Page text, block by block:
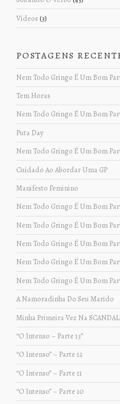
Vídeos (3)
POSTAGENS
Nem Todo Gringo É Um Bom
Tem Horas
Nem Todo Gringo É Um Bom
Puta Day
Nem Todo Gringo É Um Bom
Cuidado Ao Abordar Uma GP
Manifesto Feminino
Nem Todo Gringo É Um Bom
Nem Todo Gringo É Um Bom
Nem Todo Gringo É Um Bom
Nem Todo Gringo É Um Bom
Nem Todo Gringo É Um Bom
A Namoradinha Do Seu Marido
Minha Primeira Vez Na
“O Intenso – Parte 13”
“O Intenso” – Parte 12
“O Intenso” – Parte 11
“O Intenso” – Parte 10